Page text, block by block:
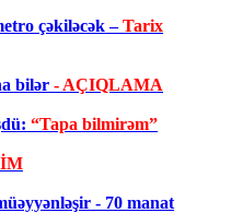
çəkiləcək –Tarix
bilər - AÇIQLAMA
“Tapa bilmirəm”
- 70 manat